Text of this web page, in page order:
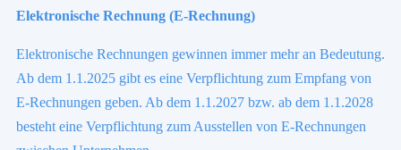
Elektronische Rechnung (E-Rechnung)
Elektronische Rechnungen gewinnen immer mehr an Bedeutung.
Ab dem 1.1.2025 gibt es eine Verpflichtung zum Empfang von
E-Rechnungen geben. Ab dem 1.1.2027 bzw. ab dem 1.1.2028
besteht eine Verpflichtung zum Ausstellen von E-Rechnungen